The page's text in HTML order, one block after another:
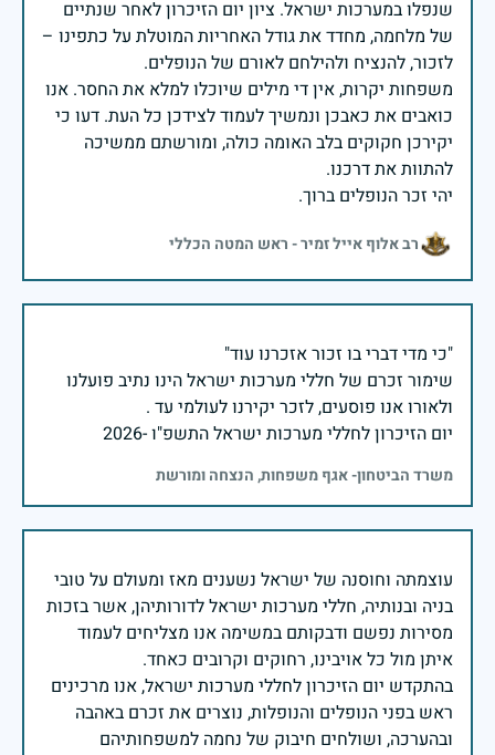
שנפלו במערכות ישראל. ציון יום הזיכרון לאחר שנתיים
של מלחמה, מחדד את גודל האחריות המוטלת על כתפינו –
משפחות יקרות, אין די מילים שיוכלו למלא את החסר. אנו
כואבים את כאבכן ונמשיך לעמוד לצידכן כל העת. דעו כי
יקירכן חקוקים בלב האומה כולה, ומורשתם ממשיכה
יהי זכר הנופלים ברוך.
רב אלוף אייל זמיר - ראש המטה הכללי
שימור זכרם של חללי מערכות ישראל הינו נתיב פועלנו
יום הזיכרון לחללי מערכות ישראל התשפ"ו -2026
משרד הביטחון- אגף משפחות, הנצחה ומורשת
עוצמתה וחוסנה של ישראל נשענים מאז ומעולם על טובי
בניה ובנותיה, חללי מערכות ישראל לדורותיהן, אשר בזכות
מסירות נפשם ודבקותם במשימה אנו מצליחים לעמוד
בהתקדש יום הזיכרון לחללי מערכות ישראל, אנו מרכינים
ראש בפני הנופלים והנופלות, נוצרים את זכרם באהבה
ובהערכה, ושולחים חיבוק של נחמה למשפחותיהם